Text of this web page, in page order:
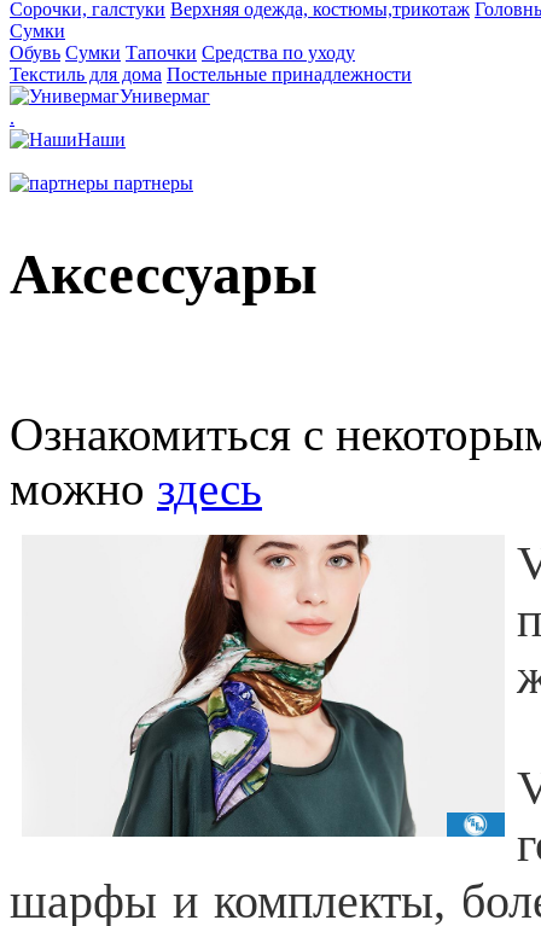
Сорочки, галстуки Верхняя одежда, костюмы,трикотаж
Сумки
Обувь Сумки Тапочки Средства по уходу
Текстиль для дома Постельные принадлежности
Универмаг
.
Наши
партнеры
Аксессуары
Ознакомиться с
можно здесь
шарфы и комплекты,